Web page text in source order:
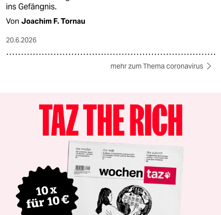
ins Gefängnis.
Von Joachim F. Tornau
20.6.2026
mehr zum Thema coronavirus